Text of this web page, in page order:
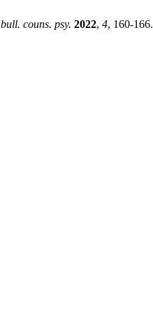
bull. couns. psy. 2022, 4, 160-166.